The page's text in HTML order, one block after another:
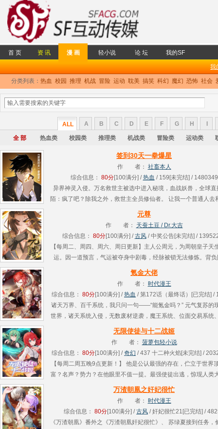
首 页 资 讯 漫 画 轻小说 论 坛 我的SF
我
分类列表： 热血 校园 推理 机战 冒险 运动 耽美 搞笑 科幻 魔幻 恐怖 社会
ALL A B C D E F G H
全 部 热血类 校园类 推理类 机战类 冒险类 运动类
签到30天一拳爆星
作 者： 社畜本人
综合信息： 80分[100满分] /热血 / 159[未完结] / 1480349
异界神灵入侵。万名救世主被选中进入秘境，血战妖兽，全球直
陌：疯了吧？除我之外，救世主全员修仙者。 让我一个普通人去
杀，这合理吗？ 签到系统启动。 签到第一天，获得千年妖兽之
元尊
作 者：
天蚕土豆 / Dr.大吉
综合信息： 80分[100满分] /古风/ 中奖公告[未完结] /
【每周二、周四、周六、周日更新】主人公周元，为周朝皇子天
运。因一道预言，气运被夺身中剧毒，经脉被锁无法修炼。背
恨，周元没有被这种困境摧毁，而是靠着坚强意志重开八脉，在
氪金大佬
作 者：
时代漫王
综合信息： 80分[100满分] /热血 / 第172话（最终话）[已完结] /
诸天万界、百千系统，我只问一句——“能氪金吗？” 元气复苏的
世界，诸天系统入侵，无数废材逆袭，魔王系统、位面交易系统
统、大侠系统纷至沓来，然而沈乾没得选，他只有一个氪金系统
无限使徒与十二战姬
作 者： 菠萝包轻小说
综合信息： 80分[100满分] /奇幻 / 437 十二种火焰[未完结] /
【每周二周五晚9点更新！】 他是公认最强的存在，伫立于世界
富？名声？势力？在他眼里不值一提。最强使徒出逃，惊现人类
因竟是——“不要误会！老子是来找未来老婆的！”没错，这是一
万渣朝凰之奸妃很忙
作 者：
时代漫王
综合信息： 80分[100满分] /古风 / 奸妃很忙21[已完结] /
《万渣朝凰》番外之《万渣朝凰奸妃很忙》、 苏绿夏接到任务，